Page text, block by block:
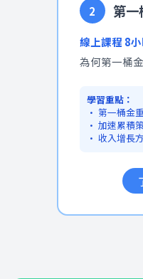
2 第一
線上課程 8
為何第一桶
學習重點：
• 第一桶金
• 加速累積
• 收入增長